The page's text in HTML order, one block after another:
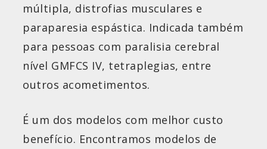
múltipla, distrofias musculares e
paraparesia espástica. Indicada também
para pessoas com paralisia cerebral
nível GMFCS IV, tetraplegias, entre
outros acometimentos.
É um dos modelos com melhor custo
benefício. Encontramos modelos de